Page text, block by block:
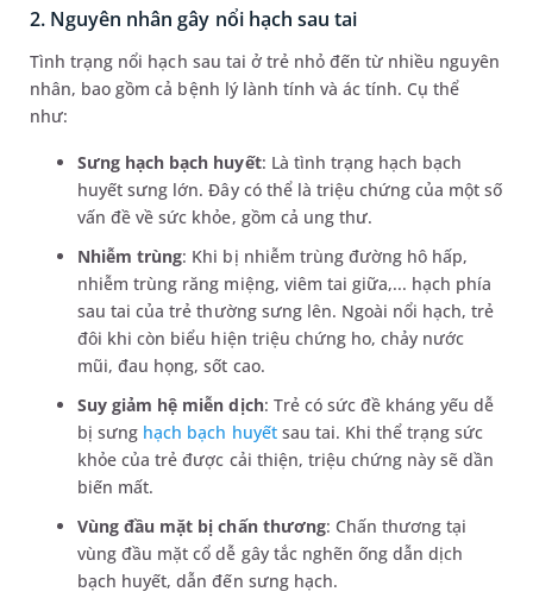
2. Nguyên nhân gây nổi hạch sau tai
Tình trạng nổi hạch sau tai ở trẻ nhỏ đến từ nhiều nguyên
nhân, bao gồm cả bệnh lý lành tính và ác tính. Cụ thể
như:
Sưng hạch bạch huyết: Là tình trạng hạch bạch
huyết sưng lớn. Đây có thể là triệu chứng của một số
vấn đề về sức khỏe, gồm cả ung thư.
Nhiễm trùng: Khi bị nhiễm trùng đường hô hấp,
nhiễm trùng răng miệng, viêm tai giữa,... hạch phía
sau tai của trẻ thường sưng lên. Ngoài nổi hạch, trẻ
đôi khi còn biểu hiện triệu chứng ho, chảy nước
mũi, đau họng, sốt cao.
Suy giảm hệ miễn dịch: Trẻ có sức đề kháng yếu dễ
bị sưng hạch bạch huyếtsau tai. Khi thể trạng sức
khỏe của trẻ được cải thiện, triệu chứng này sẽ dần
biến mất.
Vùng đầu mặt bị chấn thương: Chấn thương tại
vùng đầu mặt cổ dễ gây tắc nghẽn ống dẫn dịch
bạch huyết, dẫn đến sưng hạch.